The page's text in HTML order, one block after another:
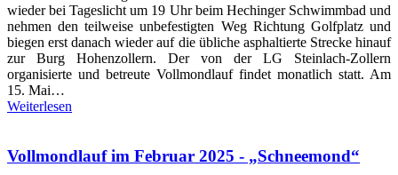
wieder bei Tageslicht um 19 Uhr beim Hechinger Schwimmbad und
nehmen den teilweise unbefestigten Weg Richtung Golfplatz und
biegen erst danach wieder auf die übliche asphaltierte Strecke hinauf
zur Burg Hohenzollern. Der von der LG Steinlach-Zollern
organisierte und betreute Vollmondlauf findet monatlich statt. Am
15. Mai…
Weiterlesen
Vollmondlauf im Februar 2025 - „Schneemond“